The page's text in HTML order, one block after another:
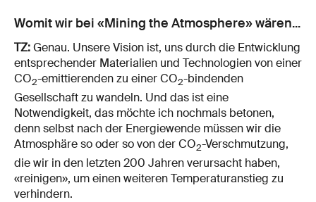
Womit wir bei «Mining the Atmosphere» wären...
TZ:Genau. Unsere Vision ist, uns durch die Entwicklung
entsprechender Materialien und Technologien von einer
CO2-emittierenden zu einer CO2-bindenden
Gesellschaft zu wandeln. Und das ist eine
Notwendigkeit, das möchte ich nochmals betonen,
denn selbst nach der Energiewende müssen wir die
Atmosphäre so oder so von der CO2-Verschmutzung,
die wir in den letzten 200 Jahren verursacht haben,
«reinigen», um einen weiteren Temperaturanstieg zu
verhindern.